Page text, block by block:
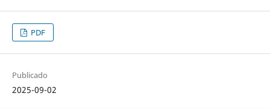
PDF
Publicado
2025-09-02